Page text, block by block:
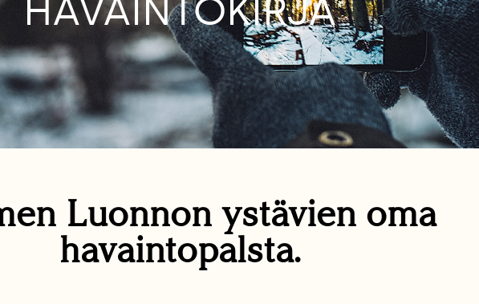
HAVAINTOKIRJA
Luonnon ystävien oma
havaintopalsta.